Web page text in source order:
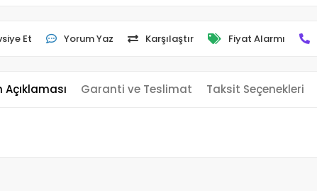
Et Yorum Yaz Karşılaştır Fiyat Alarmı
Açıklaması Garanti ve Teslimat Taksit Seçenekleri